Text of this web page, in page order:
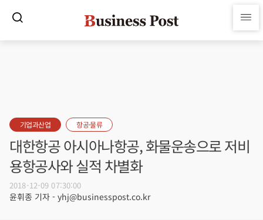
기업과산업 항공·물류
대한항공 아시아나항공, 화물운송으로 저비
용항공사와 실적 차별화
2018-12-09 07:30:00
윤휘종 기자 - yhj@businesspost.co.kr